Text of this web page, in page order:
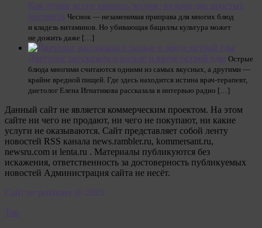
Как лучше всего хранить чеснок: нужны два простых
предмета Чеснок — незаменимая приправа для многих блюд
и кладезь витаминов. Но убивающая бациллы культура может
не дожить даже […]
Диетолог рассказала о пользе и вреде острой еды Острые
блюда многими считаются одними из самых вкусных, а другими —
крайне вредной пищей. Где здесь находится истина врач-терапевт,
диетолог Елена Игнатикова рассказала в интервью радио […]
Данный сайт не является коммерческим проектом. На этом
сайте ни чего не продают, ни чего не покупают, ни какие
услуги не оказываются. Сайт представляет собой ленту
новостей RSS канала news.rambler.ru, kommersant.ru,
newsru.com и lenta.ru . Материалы публикуются без
искажения, ответственность за достоверность публикуемых
новостей Администрация сайта не несёт.
Сайт от psikhoter @ 2023
Top